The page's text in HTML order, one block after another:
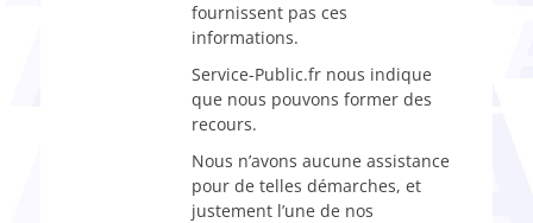
fournissent pas ces
informations.
Service-Public.fr nous indique
que nous pouvons former des
recours.
Nous n’avons aucune assistance
pour de telles démarches, et
justement l’une de nos